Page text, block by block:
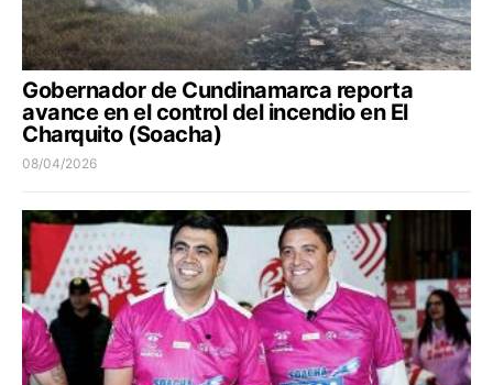
Gobernador de Cundinamarca reporta
avance en el control del incendio en El
Charquito (Soacha)
08/04/2026